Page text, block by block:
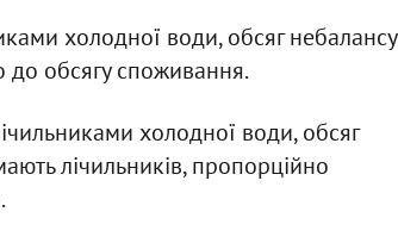
холодної води, обсяг небалансу
до обсягу споживання.
холодної води, обсяг
лічильників, пропорційно